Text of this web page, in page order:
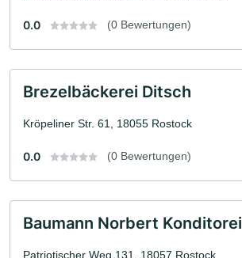
0.0 (0 Bewertungen)
Brezelbäckerei Ditsch
Kröpeliner Str. 61, 18055 Rostock
0.0 (0 Bewertungen)
Baumann Norbert Konditorei
Patriotischer Weg 131, 18057 Rostock